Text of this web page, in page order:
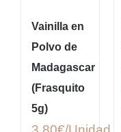
Vainilla en
Polvo de
Madagascar
(Frasquito
5g)